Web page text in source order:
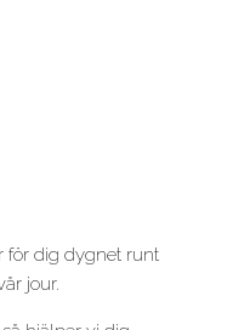
för dig dygnet runt
jour.